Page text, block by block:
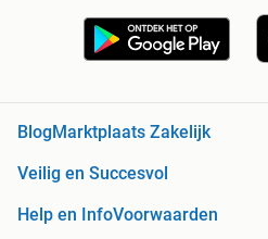
BlogMarktplaats Zakelijk
Veilig en Succesvol
Help en InfoVoorwaarden